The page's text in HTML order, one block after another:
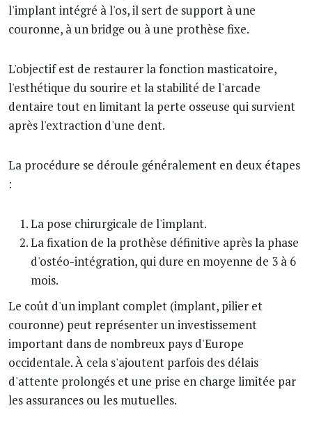
l'implant intégré à l'os, il sert de support à une
couronne, à un bridge ou à une prothèse fixe.
L'objectif est de restaurer la fonction masticatoire,
l'esthétique du sourire et la stabilité de l'arcade
dentaire tout en limitant la perte osseuse qui survient
après l'extraction d'une dent.
La procédure se déroule généralement en deux étapes
:
La pose chirurgicale de l'implant.
La fixation de la prothèse définitive après la phase
d'ostéo-intégration, qui dure en moyenne de 3 à 6
mois.
Le coût d'un implant complet (implant, pilier et
couronne) peut représenter un investissement
important dans de nombreux pays d'Europe
occidentale. À cela s'ajoutent parfois des délais
d'attente prolongés et une prise en charge limitée par
les assurances ou les mutuelles.